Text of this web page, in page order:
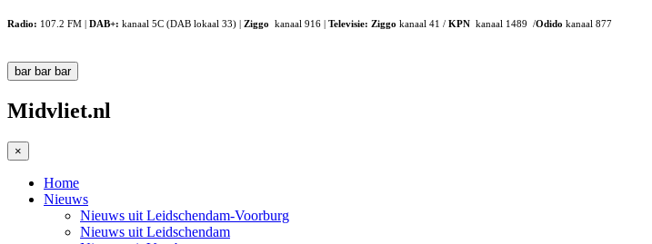
Radio: 107.2 FM | DAB+: kanaal 5C (DAB lokaal 33) | Ziggo kanaal 916 | Televisie: Ziggo kanaal 41 / KPN kanaal 1489 /Odido kanaal 877
bar bar bar
Midvliet.nl
×
Home
Nieuws
Nieuws uit Leidschendam-Voorburg
Nieuws uit Leidschendam